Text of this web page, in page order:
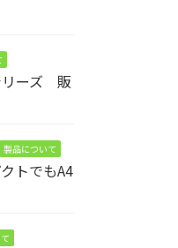
リーズ 販
製品について
トでもA4